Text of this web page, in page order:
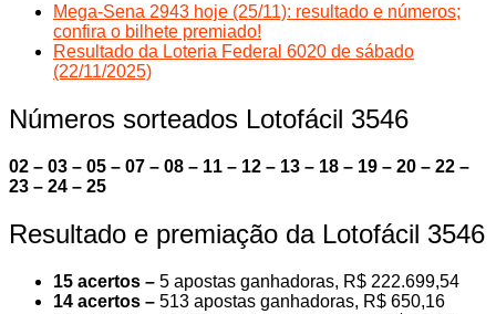
Mega-Sena 2943 hoje (25/11): resultado e números;
confira o bilhete premiado!
Resultado da Loteria Federal 6020 de sábado
(22/11/2025)
Números sorteados Lotofácil 3546
02 – 03 – 05 – 07 – 08 – 11 – 12 – 13 – 18 – 19 – 20 – 22 –
23 – 24 – 25
Resultado e premiação da Lotofácil 3546
15 acertos – 5 apostas ganhadoras, R$ 222.699,54
14 acertos – 513 apostas ganhadoras, R$ 650,16